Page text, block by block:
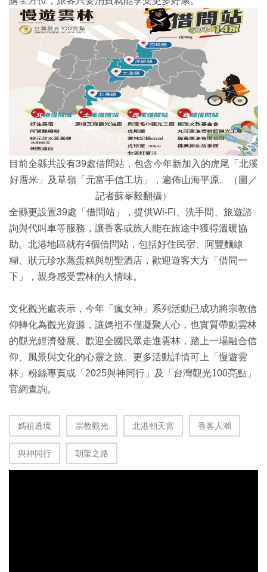
目前全縣共設有39處借問站，包含今年新加入的虎尾「北溪
好厝米」及草嶺「元富手信工坊」，遍佈山海平原。（圖／
記者蘇峯毅翻攝）
全縣更設置39處「借問站」，提供Wi-Fi、洗手間、旅遊諮
詢與代叫車等服務，讓香客或旅人能在旅途中獲得溫暖協
助。北港地區就有4個借問站，包括好住民宿、阿豐麵線
糊、狀元珍水蒸蛋糕與朝聖酒店，歡迎遊客大方「借問一
下」，親身感受雲林的人情味。
文化觀光處表示，今年「瘋女神」系列活動已成功將宗教信
仰轉化為觀光資源，讓媽祖不僅凝聚人心，也實質帶動雲林
的觀光經濟發展。歡迎全國民眾走進雲林，踏上一場融合信
仰、風景與文化的心靈之旅。更多活動詳情可上「慢遊雲
林」粉絲專頁或「2025與神同行」及「台灣觀光100亮點」
官網查詢。
媽祖遶境 宗教觀光 北港朝天宮 香客人潮
與神同行 朝聖之路